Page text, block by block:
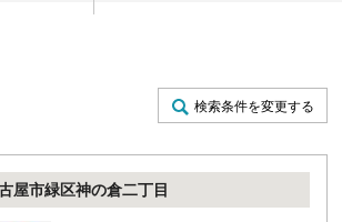
検索条件を変更する
屋市緑区神の倉二丁目